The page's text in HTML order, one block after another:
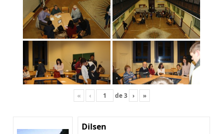
« ‹ de3 › »
Dilsen